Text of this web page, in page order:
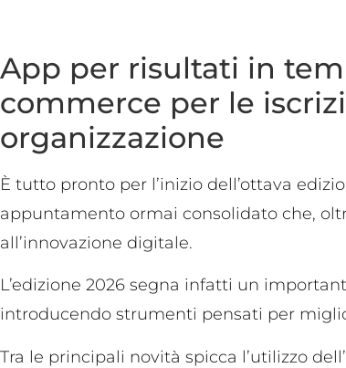
App per risultati in
commerce per le
organizzazione
È tutto pronto per l’inizio dell’ottava
appuntamento ormai consolidato che,
all’innovazione digitale.
L’edizione 2026 segna infatti un
introducendo strumenti pensati per
Tra le principali novità spicca l’utilizzo